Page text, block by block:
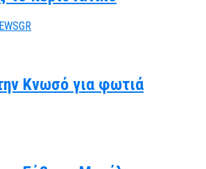
Κνωσό για φωτιά